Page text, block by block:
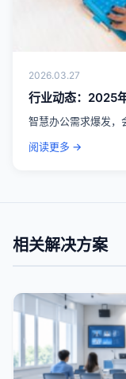
2026.03.27
行业动态：2025
智慧办公需求爆发
阅读更多 →
相关解决方案